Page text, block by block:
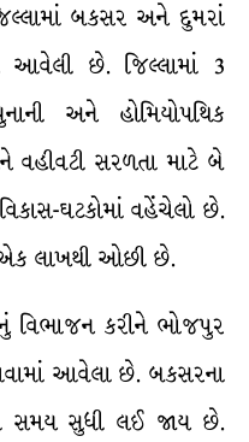
બકસર અને દુમરાં
આવેલી છે. જિલ્લામાં 3
અને હોમિયોપથિક
વહીવટી સરળતા માટે બે
ઘટકોમાં વહેંચેલો છે.
લાખથી ઓછી છે.
વિભાજન કરીને ભોજપુર
આવેલા છે. બકસરના
સમય સુધી લઈ જાય છે.